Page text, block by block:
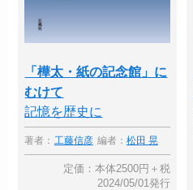
「樺太・紙の記念館」に
むけて
記憶を歴史に
著者： 工藤信彦 編者： 松田 晃
定価：本体2500円＋税
2024/05/01発行